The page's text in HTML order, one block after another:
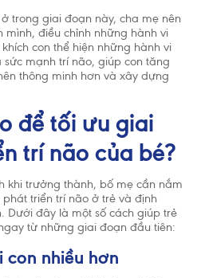
ở trong giai đoạn này, cha mẹ nên
mình, điều chỉnh những hành vi
con thể hiện những hành vi
sức mạnh trí não, giúp con tăng
thông minh hơn và xây dựng
để tối ưu giai
trí não của bé?
khi trưởng thành, bố mẹ cần nắm
triển trí não ở trẻ và định
Dưới đây là một số cách giúp trẻ
từ những giai đoạn đầu tiên:
con nhiều hơn